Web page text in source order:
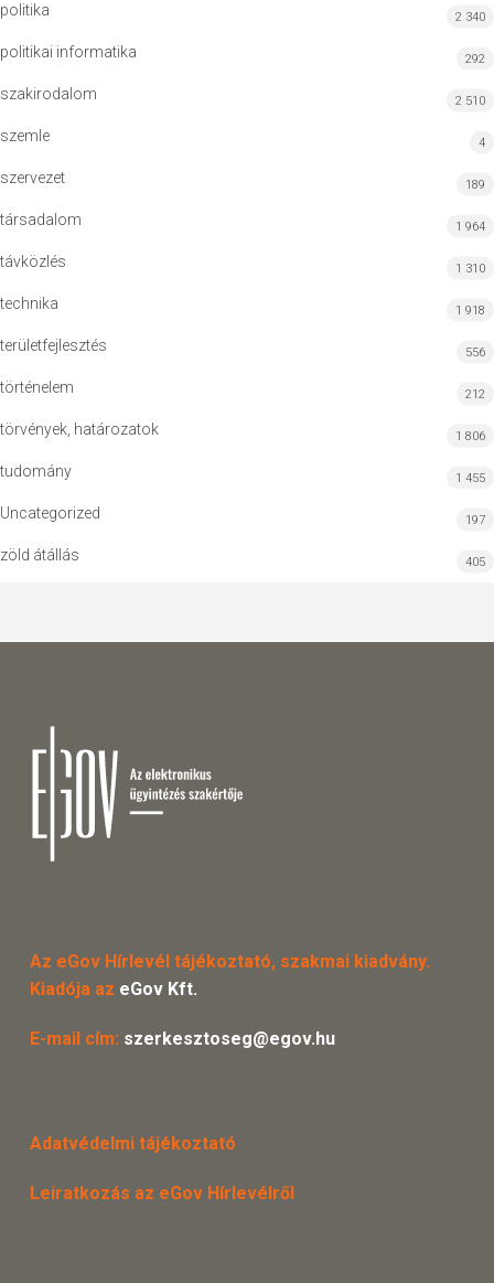
politika 2 340
politikai informatika 292
szakirodalom 2 510
szemle 4
szervezet 189
társadalom 1 964
távközlés 1 310
technika 1 918
területfejlesztés 556
történelem 212
törvények, határozatok 1 806
tudomány 1 455
Uncategorized 197
zöld átállás 405
Az eGov Hírlevél tájékoztató, szakmai kiadvány.
Kiadója az eGov Kft.
E-mail cím: szerkesztoseg@egov.hu
Adatvédelmi tájékoztató
Leiratkozás az eGov Hírlevélről